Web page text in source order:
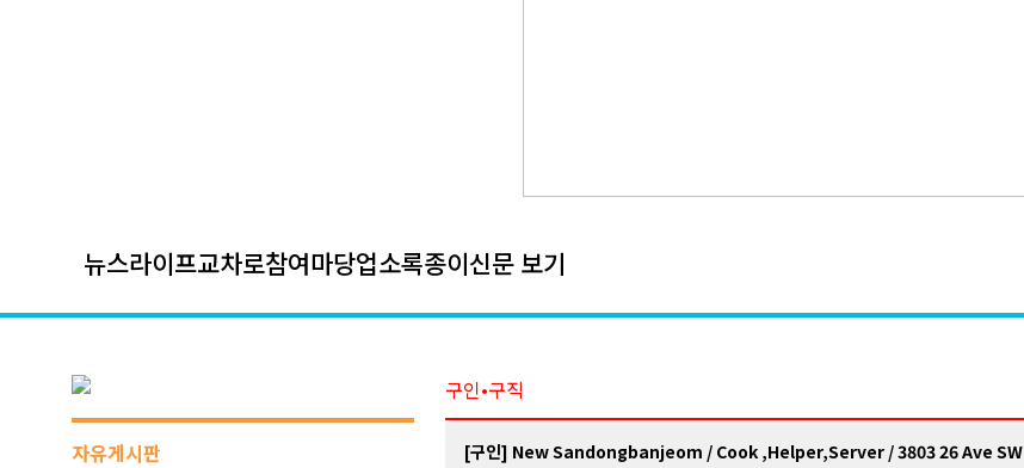
뉴스라이프교차로참여마당업소록종이신문 보기
자유게시판
구인•구직
[구인] New Sandongbanjeom / Cook ,Helper,Server / 3803 26 Ave SW